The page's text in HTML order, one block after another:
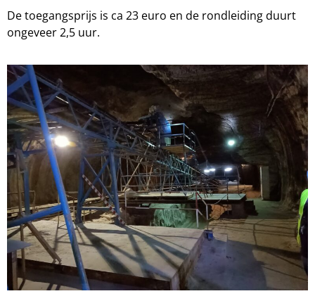
De toegangsprijs is ca 23 euro en de rondleiding duurt
ongeveer 2,5 uur.